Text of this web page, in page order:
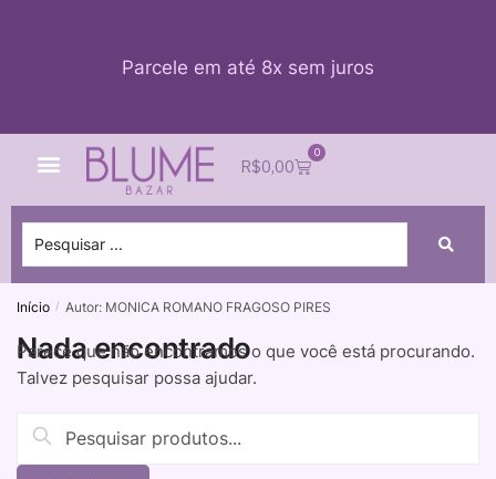
Parcele em até 8x sem juros
R$0,00
0
Início / Autor: MONICA ROMANO FRAGOSO PIRES
Nada encontrado
Parece que não encontramos o que você está procurando.
Talvez pesquisar possa ajudar.